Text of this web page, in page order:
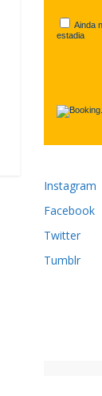
Ainda
estadia
Instagram
Facebook
Twitter
Tumblr